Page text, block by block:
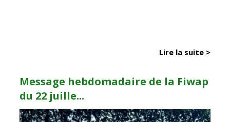
Lire la suite >
Message hebdomadaire de la Fiwap
du 22 juille...